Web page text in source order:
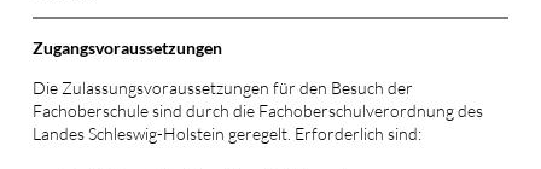
Zugangsvoraussetzungen
Die Zulassungsvoraussetzungen für den Besuch der
Fachoberschule sind durch die Fachoberschulverordnung des
Landes Schleswig-Holstein geregelt. Erforderlich sind: